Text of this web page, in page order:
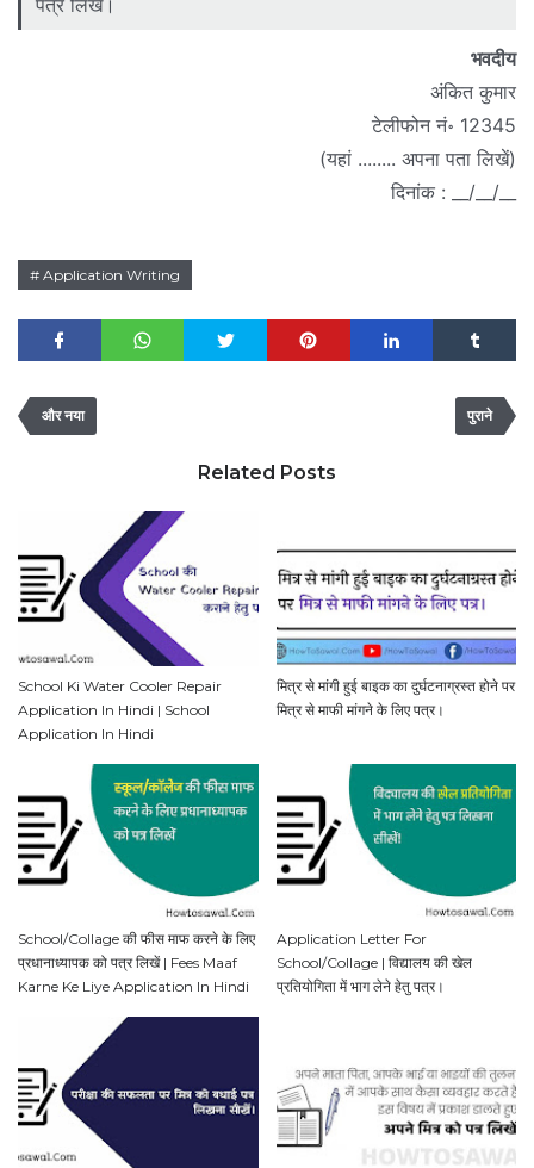
पत्र लिखें।
भवदीय
अंकित कुमार
टेलीफोन नं॰ 12345
(यहां ........ अपना पता लिखें)
दिनांक : __/__/__
Application Writing
और नया पुराने
Related Posts
School Ki Water Cooler Repair
Application In Hindi | School
Application In Hindi
मित्र से मांगी हुई बाइक का दुर्घटनाग्रस्त होने पर
मित्र से माफी मांगने के लिए पत्र।
School/Collage की फीस माफ करने के लिए
प्रधानाध्यापक को पत्र लिखें | Fees Maaf
Karne Ke Liye Application In Hindi
Application Letter For
School/Collage | विद्यालय की खेल
प्रतियोगिता में भाग लेने हेतु पत्र।